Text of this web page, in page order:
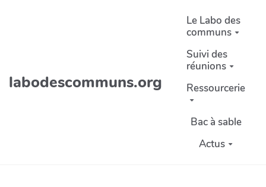
labodescommuns.org
Le Labo des
communs
Suivi des
réunions
Ressourcerie
Bac à sable
Actus